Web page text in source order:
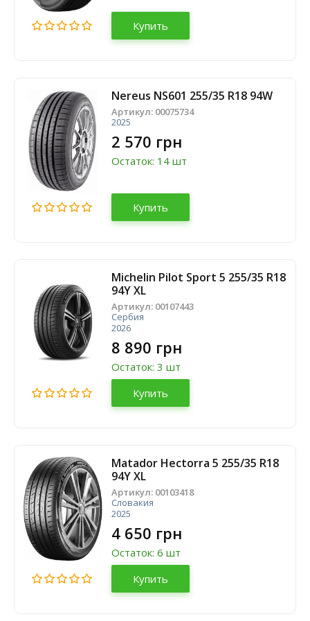
Купить
Nereus NS601 255/35 R18 94W
Артикул: 00075734
2025
2 570 грн
Остаток: 14 шт
Купить
Michelin Pilot Sport 5 255/35 R18
94Y XL
Артикул: 00107443
Сербия
2026
8 890 грн
Остаток: 3 шт
Купить
Matador Hectorra 5 255/35 R18
94Y XL
Артикул: 00103418
Словакия
2025
4 650 грн
Остаток: 6 шт
Купить